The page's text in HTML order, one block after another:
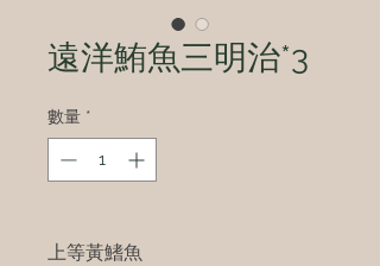
遠洋鮪魚三明治*3
數量 *
上等黃鰭魚